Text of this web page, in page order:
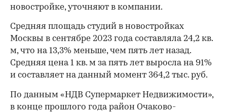
новостройке, уточняют в компании.
Средняя площадь студий в новостройках
Москвы в сентябре 2023 года составляла 24,2 кв.
м, что на 13,3% меньше, чем пять лет назад.
Средняя цена 1 кв. м за пять лет выросла на 91%
и составляет на данный момент 364,2 тыс. руб.
По данным «НДВ Супермаркет Недвижимости»,
в конце прошлого года район Очаково-